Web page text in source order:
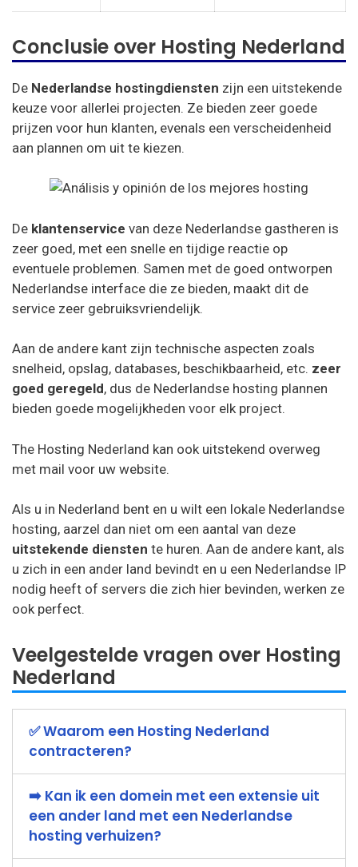
Conclusie over Hosting Nederland
De Nederlandse hostingdiensten zijn een uitstekende
keuze voor allerlei projecten. Ze bieden zeer goede
prijzen voor hun klanten, evenals een verscheidenheid
aan plannen om uit te kiezen.
De klantenservice van deze Nederlandse gastheren is
zeer goed, met een snelle en tijdige reactie op
eventuele problemen. Samen met de goed ontworpen
Nederlandse interface die ze bieden, maakt dit de
service zeer gebruiksvriendelijk.
Aan de andere kant zijn technische aspecten zoals
snelheid, opslag, databases, beschikbaarheid, etc. zeer
goed geregeld, dus de Nederlandse hosting plannen
bieden goede mogelijkheden voor elk project.
The Hosting Nederland kan ook uitstekend overweg
met mail voor uw website.
Als u in Nederland bent en u wilt een lokale Nederlandse
hosting, aarzel dan niet om een aantal van deze
uitstekende diensten te huren. Aan de andere kant, als
u zich in een ander land bevindt en u een Nederlandse IP
nodig heeft of servers die zich hier bevinden, werken ze
ook perfect.
Veelgestelde vragen over Hosting
Nederland
✅ Waarom een Hosting Nederland
contracteren?
➡️ Kan ik een domein met een extensie uit
een ander land met een Nederlandse
hosting verhuizen?